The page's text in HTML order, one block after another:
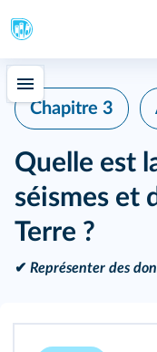
Chapitre 3
Quelle est
séismes et
Terre ?
✔ Représenter des